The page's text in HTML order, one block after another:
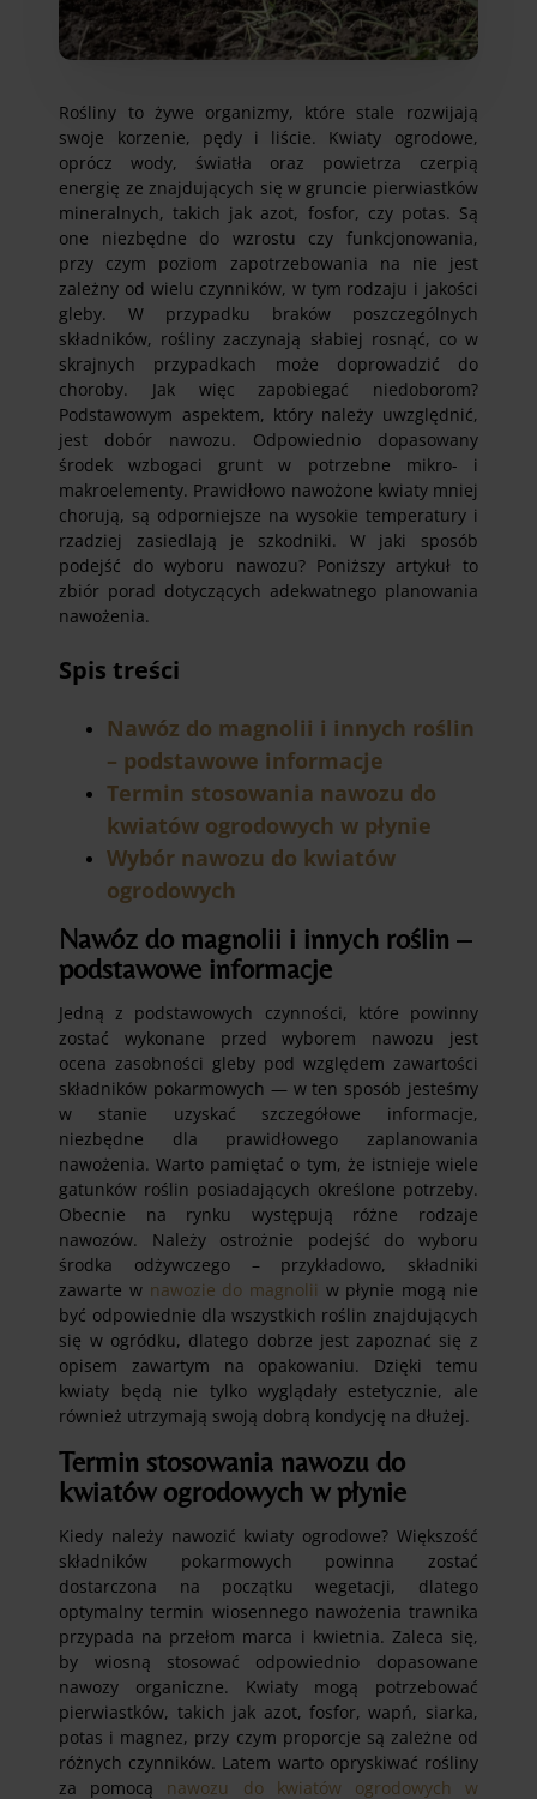
Rośliny to żywe organizmy, które stale rozwijają
swoje korzenie, pędy i liście. Kwiaty ogrodowe,
oprócz wody, światła oraz powietrza czerpią
energię ze znajdujących się w gruncie pierwiastków
mineralnych, takich jak azot, fosfor, czy potas. Są
one niezbędne do wzrostu czy funkcjonowania,
przy czym poziom zapotrzebowania na nie jest
zależny od wielu czynników, w tym rodzaju i jakości
gleby. W przypadku braków poszczególnych
składników, rośliny zaczynają słabiej rosnąć, co w
skrajnych przypadkach może doprowadzić do
choroby. Jak więc zapobiegać niedoborom?
Podstawowym aspektem, który należy uwzględnić,
jest dobór nawozu. Odpowiednio dopasowany
środek wzbogaci grunt w potrzebne mikro- i
makroelementy. Prawidłowo nawożone kwiaty mniej
chorują, są odporniejsze na wysokie temperatury i
rzadziej zasiedlają je szkodniki. W jaki sposób
podejść do wyboru nawozu? Poniższy artykuł to
zbiór porad dotyczących adekwatnego planowania
nawożenia.
Spis treści
Nawóz do magnolii i innych roślin
– podstawowe informacje
Termin stosowania nawozu do
kwiatów ogrodowych w płynie
Wybór nawozu do kwiatów
ogrodowych
Nawóz do magnolii i innych roślin –
podstawowe informacje
Jedną z podstawowych czynności, które powinny
zostać wykonane przed wyborem nawozu jest
ocena zasobności gleby pod względem zawartości
składników pokarmowych — w ten sposób jesteśmy
w stanie uzyskać szczegółowe informacje,
niezbędne dla prawidłowego zaplanowania
nawożenia. Warto pamiętać o tym, że istnieje wiele
gatunków roślin posiadających określone potrzeby.
Obecnie na rynku występują różne rodzaje
nawozów. Należy ostrożnie podejść do wyboru
środka odżywczego – przykładowo, składniki
zawarte w nawozie do magnolii w płynie mogą nie
być odpowiednie dla wszystkich roślin znajdujących
się w ogródku, dlatego dobrze jest zapoznać się z
opisem zawartym na opakowaniu. Dzięki temu
kwiaty będą nie tylko wyglądały estetycznie, ale
również utrzymają swoją dobrą kondycję na dłużej.
Termin stosowania nawozu do
kwiatów ogrodowych w płynie
Kiedy należy nawozić kwiaty ogrodowe? Większość
składników pokarmowych powinna zostać
dostarczona na początku wegetacji, dlatego
optymalny termin wiosennego nawożenia trawnika
przypada na przełom marca i kwietnia. Zaleca się,
by wiosną stosować odpowiednio dopasowane
nawozy organiczne. Kwiaty mogą potrzebować
pierwiastków, takich jak azot, fosfor, wapń, siarka,
potas i magnez, przy czym proporcje są zależne od
różnych czynników. Latem warto opryskiwać rośliny
za pomocą nawozu do kwiatów ogrodowych w